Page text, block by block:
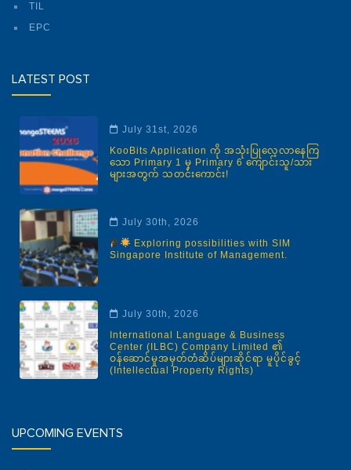
TIL
EPC
LATEST POST
July 31st, 2026
KooBits Application ကို အသုံးပြုလေ့လာနေကြ
သော Primary 1 မှ Primary 6 ကျောင်းသူ/သား
များအတွက် သတင်းကောင်း!
July 30th, 2026
Exploring possibilities with SIM
Singapore Institute of Management.
July 30th, 2026
International Language & Business
Center (ILBC) Company Limited ၏
ဝန်ဆောင်မှုအမှတ်တံဆိပ်များဆိုင်ရာ မူပိုင်ခွင့်
(Intellectual Property Rights)
UPCOMING EVENTS